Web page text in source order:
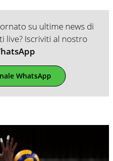
su ultime news di
live? Iscriviti al nostro
WhatsApp